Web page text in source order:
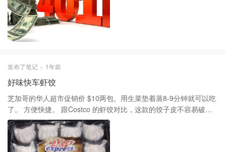
发布了笔记 1年前
好味快车虾饺
芝加哥的华人超市促销价 $10两包。用生菜垫着蒸8-9分钟就可以吃
了。 方便快捷。 跟Costco 的虾饺对比，这款的饺子皮不容易破。
味道一样。